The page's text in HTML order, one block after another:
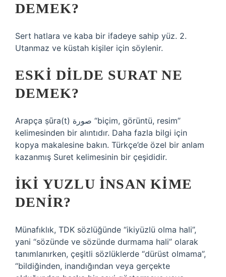
DEMEK?
Sert hatlara ve kaba bir ifadeye sahip yüz. 2.
Utanmaz ve küstah kişiler için söylenir.
ESKI DILDE SURAT NE
DEMEK?
Arapça ṣūra(t) صورة “biçim, görüntü, resim”
kelimesinden bir alıntıdır. Daha fazla bilgi için
kopya makalesine bakın. Türkçe’de özel bir anlam
kazanmış Suret kelimesinin bir çeşididir.
İKI YUZLU INSAN KIME
DENIR?
Münafıklık, TDK sözlüğünde “ikiyüzlü olma hali”,
yani “sözünde ve sözünde durmama hali” olarak
tanımlanırken, çeşitli sözlüklerde “dürüst olmama”,
“bildiğinden, inandığından veya gerçekte